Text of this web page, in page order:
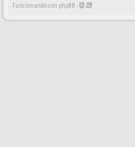
Funcionando con phpBB -